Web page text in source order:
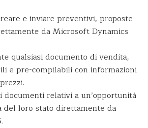
e inviare preventivi, proposte
da Microsoft Dynamics
qualsiasi documento di vendita,
e pre-compilabili con informazioni
documenti relativi a un’opportunità
del loro stato direttamente da